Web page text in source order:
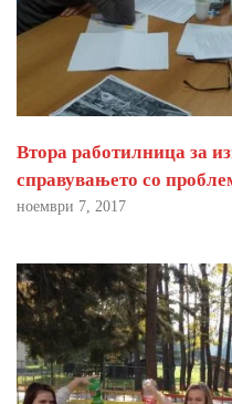
Втора работилница за
справувањето со
ноември 7, 2017